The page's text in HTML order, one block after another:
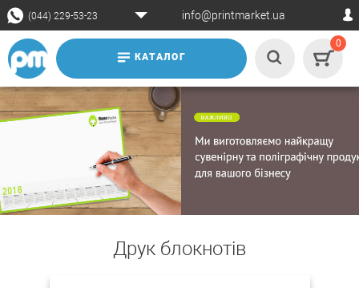
(044) 229-53-23 info@printmarket.ua
КАТАЛОГ
0
Друк блокнотів